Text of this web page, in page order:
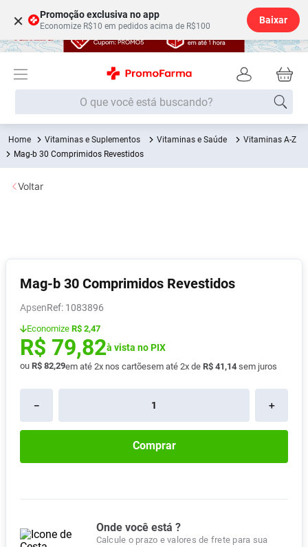
× Promoção exclusiva no app
Economize R$10 em pedidos acima de R$100
Baixar
O que você está buscando?
Vitaminas e Suplementos Vitaminas e Saúde
Vitaminas A-Z
Mag-b 30 Comprimidos Revestidos
Mag-b 30 Comprimidos Revestidos
Apsen : 1083896
Economize R$ 2,47
R$ 79,82à vista no PIX
ou R$ 82,29em até 2x nos cartõesem até 2x de R$ 41 ,14 sem juros
＋
－
Comprar
Onde você está ?
Calcule o prazo e valores de frete para sua
Voltar
Termos mais buscados
1º Fralda
2
5º Fralda G
6º Desodorante
7º Shampoo
8º Absorvente
9 Pampers Confort Sec
10º Lavitan